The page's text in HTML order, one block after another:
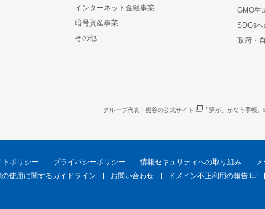
インターネット金融事業
暗号資産事業
その他
GMO生
SDGs
政府・
グループ代表・熊谷の公式サイト 「夢が、かなう手帳。
トポリシー プライバシーポリシー 情報セキュリティへの取り組み
の使用に関するガイドライン
お問い合わせ ドメイン不正利用の報告